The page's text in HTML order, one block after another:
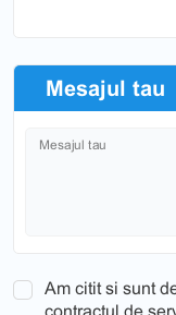
Mesajul tau
Mesajul tau
Am citit si sunt
contractul de